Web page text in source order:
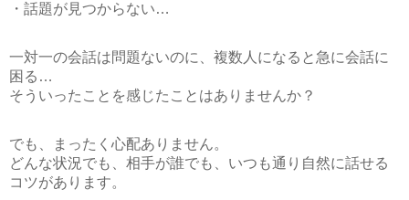
・話題が見つからない…
一対一の会話は問題ないのに、複数人になると急に会話に
困る…
そういったことを感じたことはありませんか？
でも、まったく心配ありません。
どんな状況でも、相手が誰でも、いつも通り自然に話せる
コツがあります。